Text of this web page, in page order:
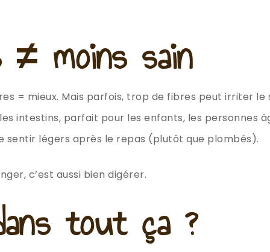
≠ moins sain
= mieux. Mais parfois, trop de fibres peut irriter
intestins, parfait pour les enfants, les personnes
sentir légers après le repas (plutôt que plombés).
c’est aussi bien digérer.
tout ça ?